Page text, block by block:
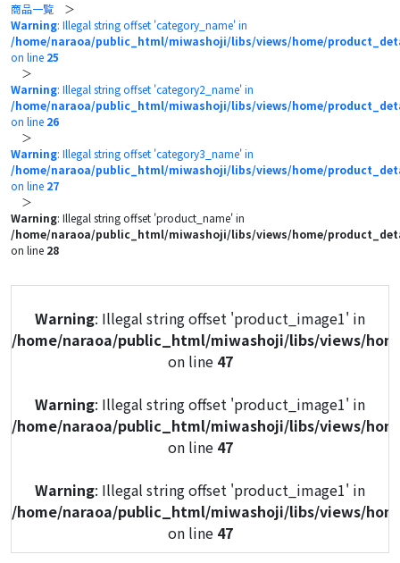
商品一覧 ＞
Warning: Illegal string offset 'category_name' in
/home/naraoa/public_html/miwashoji/libs/views/home/
on line 25
＞
Warning: Illegal string offset 'category2_name' in
/home/naraoa/public_html/miwashoji/libs/views/home/
on line 26
＞
Warning: Illegal string offset 'category3_name' in
/home/naraoa/public_html/miwashoji/libs/views/home/
on line 27
＞
Warning: Illegal string offset 'product_name' in
/home/naraoa/public_html/miwashoji/libs/views/home/
on line 28
Warning: Illegal string offset 'product_image1' in
/home/naraoa/public_html/miwashoji/libs/views/
on line 47
Warning: Illegal string offset 'product_image1' in
/home/naraoa/public_html/miwashoji/libs/views/
on line 47
Warning: Illegal string offset 'product_image1' in
/home/naraoa/public_html/miwashoji/libs/views/
on line 47